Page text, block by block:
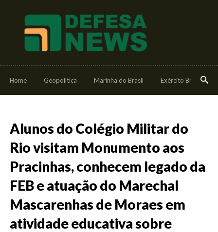
Home Geopolítica Marinha do Brasil Exército Brasileiro
Alunos do Colégio Militar do
Rio visitam Monumento aos
Pracinhas, conhecem legado da
FEB e atuação do Marechal
Mascarenhas de Moraes em
atividade educativa sobre